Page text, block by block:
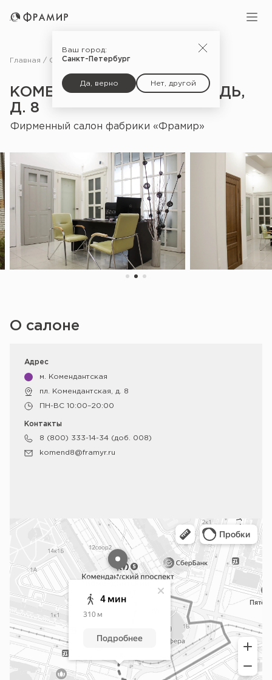
Ваш город:
Санкт-Петербург
Да, верно Нет, другой
Главная Салоны
КОМЕНДАНТСКАЯ ПЛОЩАДЬ,
Д. 8
Фирменный салон фабрики «Фрамир»
О салоне
Санкт‑Петербург
Яндекс Карты
Адрес
м. Комендантская
пл. Комендантская, д. 8
ПН-ВС 10:00–20:00
Контакты
8 (800) 333-14-34 (доб. 008)
komend8@framyr.ru